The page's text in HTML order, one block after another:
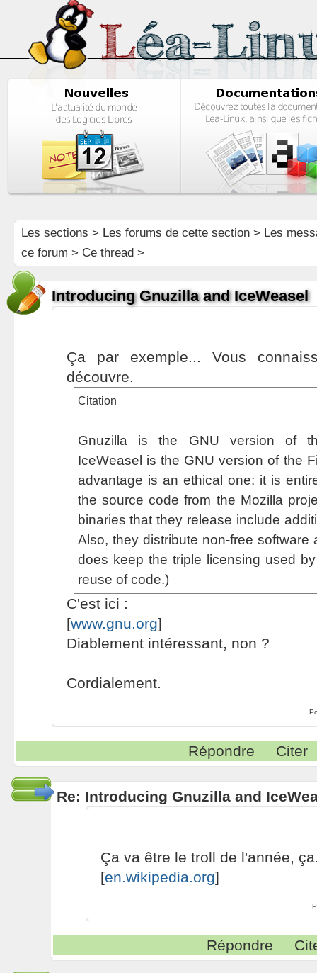
Les sections > Les forums de cette section> Les
ce forum > Ce thread >
Introducing Gnuzilla and IceWeasel
Ça par exemple... Vous
découvre.
Citation
Gnuzilla is the GNU version of
IceWeasel is the GNU version of the
advantage is an ethical one: it is
the source code from the Mozilla
binaries that they release include
Also, they distribute non-free software
does keep the triple licensing used
reuse of code.)
C'est ici :
[www.gnu.org]
Diablement intéressant, non ?
Cordialement.
Répondre Citer
Re: Introducing Gnuzilla and
Ça va être le troll de l'année,
[en.wikipedia.org]
Répondre